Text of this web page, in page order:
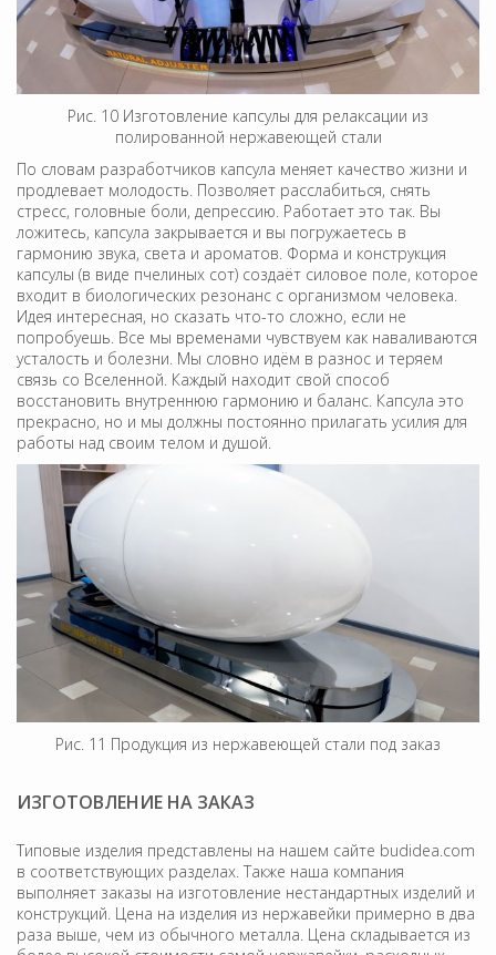
Рис. 10 Изготовление капсулы для релаксации из
полированной нержавеющей стали
По словам разработчиков капсула меняет качество жизни и
продлевает молодость. Позволяет расслабиться, снять
стресс, головные боли, депрессию. Работает это так. Вы
ложитесь, капсула закрывается и вы погружаетесь в
гармонию звука, света и ароматов. Форма и конструкция
капсулы (в виде пчелиных сот) создаёт силовое поле, которое
входит в биологических резонанс с организмом человека.
Идея интересная, но сказать что-то сложно, если не
попробуешь. Все мы временами чувствуем как наваливаются
усталость и болезни. Мы словно идём в разнос и теряем
связь со Вселенной. Каждый находит свой способ
восстановить внутреннюю гармонию и баланс. Капсула это
прекрасно, но и мы должны постоянно прилагать усилия для
работы над своим телом и душой.
Рис. 11 Продукция из нержавеющей стали под заказ
ИЗГОТОВЛЕНИЕ НА ЗАКАЗ
Типовые изделия представлены на нашем сайте budidea.com
в соответствующих разделах. Также наша компания
выполняет заказы на изготовление нестандартных изделий и
конструкций. Цена на изделия из нержавейки примерно в два
раза выше, чем из обычного металла. Цена складывается из